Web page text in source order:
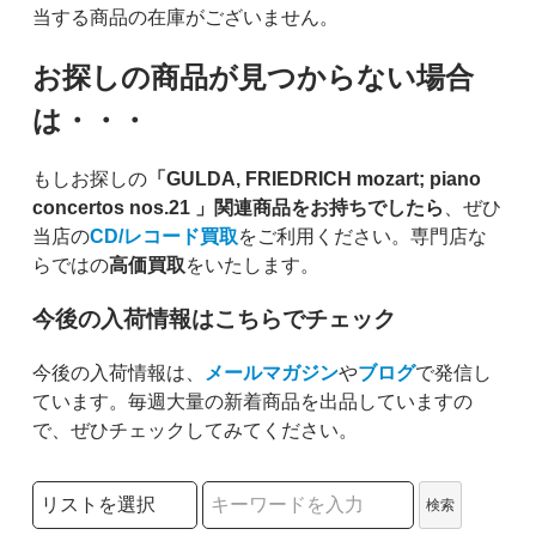
当する商品の在庫がございません。
お探しの商品が見つからない場合
は・・・
もしお探しの「GULDA, FRIEDRICH mozart; piano
concertos nos.21 」関連商品をお持ちでしたら 、ぜひ
当店のCD/レコード買取をご利用ください。専門店な
らではの高価買取をいたします。
今後の入荷情報はこちらでチェック
今後の入荷情報は、 メールマガジンやブログで発信し
ています。毎週大量の新着商品を出品していますの
で、ぜひチェックしてみてください。
検索リストの選択
検索